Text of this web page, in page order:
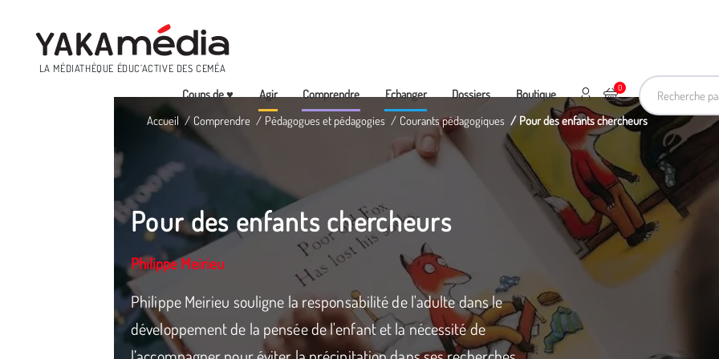
LA MÉDIATHÈQUE ÉDUC’ACTIVE DES CEMÉA
Recherche
Menu
Coups de ♥ Agir Comprendre Echanger Dossiers Boutique 0
Ajouter au panier
Mon compte
Accueil Comprendre Pédagogues et pédagogies Courants pédagogiques Pour des enfants chercheurs
Pour des enfants chercheurs
Philippe Meirieu
Philippe Meirieu souligne la responsabilité de l'adulte dans le
développement de la pensée de l'enfant et la nécessité de